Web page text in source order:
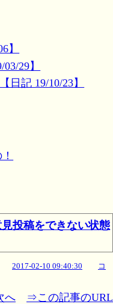
】
29】
日記 19/10/23】
投稿をできない状態
2017-02-10 09:40:30
コ
へ
⇒この記事のURL